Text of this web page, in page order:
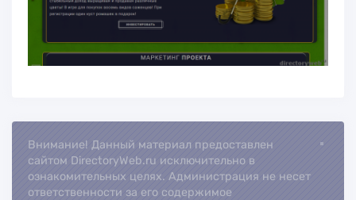
Loading...
Внимание! Данный материал предоставлен
сайтом DirectoryWeb.ru исключительно в
ознакомительных целях. Администрация не несет
ответственности за его содержимое